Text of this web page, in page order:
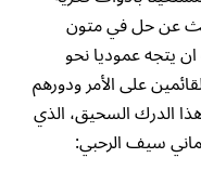
عن حل في متون
يتجه عموديا نحو
على الأمر ودورهم
هذا الدرك السحيق، الذي
سيف الرحبي: